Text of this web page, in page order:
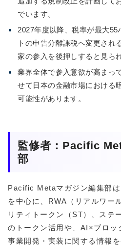
でいます。
2027年度以降、税率が最大
トの申告分離課税へ変更され
家の参入を後押しすると見ら
業界全体で参入意欲が高まっ
せて日本の金融市場における
可能性があります。
監修者：Pacific
部
Pacific Metaマガジン編集部
を中心に、RWA（リアルワー
リティトークン（ST）、ステ
のトークン活用や、AI×ブロッ
事業開発・実装に関する情報